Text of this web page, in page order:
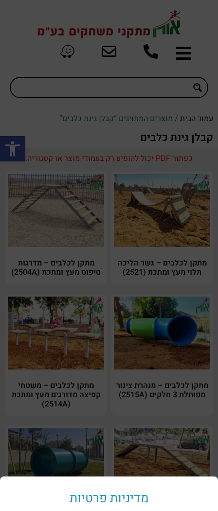
פתח
עמוד הבית / מוצרים המתויגים “קבלן גינת כלבים”
קבלן גינת כלבים
כפתור PDF יכול להופיע רק בעמודי מוצר או קטגוריה.
מתקן לכלבים – גשר הליכה
תלוי מעץ ומתכת (2521)
מתקן לכלבים – מדרגות
טיפוס מעץ ומתכת (2504A)
מתקן לכלבים – מנהרת צינור
מפותלת 3 חלקים (2515A)
מתקן לכלבים – משטחי
קפיצה מדורגים מעץ ומתכת
(2514A)
מדיניות פרטיות